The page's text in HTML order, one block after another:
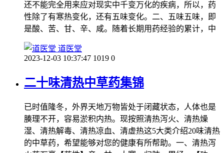
还不能完全用来应对现实中千变万化的疾病，所以，药
性除了有寒热变化，还有五味变化。二、五味五味，即
是酸、苦、甘、辛、咸。随着长期用药经验的累计，中
道医堂
2023-12-03 10:37:47 1019 0
二十味清热中草药集锦
已时值隆冬，外界天地万物皆处于闭藏状态，人体也是
腠理不开，容易淤积内热。现按照清热泻火、清热燥
湿、清热解毒、清热凉血、清虚热这5大类介绍20味清热
的中草药，希望能够对您的健康有所帮助。一、清热泻